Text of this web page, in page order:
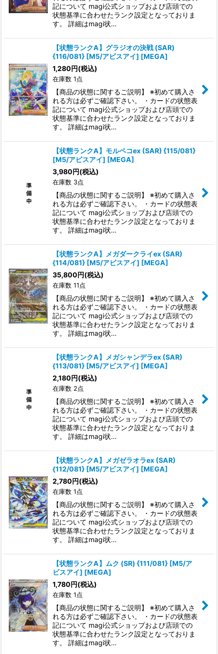
記について magi公式ショップおよび店頭での
状態基準に合わせたランク設定となっておりま
す。 詳細はmagi状…
【状態ランクA】グラジオの決戦 (SAR)
{116/081} [M5/アビスアイ] [MEGA]
1,280円(税込)
在庫数 1点
【商品の状態に関するご説明】 ※初めて購入さ
れる方は必ずご確認下さい。 ・カードの状態表
記について magi公式ショップおよび店頭での
状態基準に合わせたランク設定となっておりま
す。 詳細はmagi状…
【状態ランクA】モルペコex (SAR) {115/081}
[M5/アビスアイ] [MEGA]
3,980円(税込)
在庫数 3点
【商品の状態に関するご説明】 ※初めて購入さ
れる方は必ずご確認下さい。 ・カードの状態表
記について magi公式ショップおよび店頭での
状態基準に合わせたランク設定となっておりま
す。 詳細はmagi状…
【状態ランクA】メガダークライex (SAR)
{114/081} [M5/アビスアイ] [MEGA]
35,800円(税込)
在庫数 11点
【商品の状態に関するご説明】 ※初めて購入さ
れる方は必ずご確認下さい。 ・カードの状態表
記について magi公式ショップおよび店頭での
状態基準に合わせたランク設定となっておりま
す。 詳細はmagi状…
【状態ランクA】メガシャンデラex (SAR)
{113/081} [M5/アビスアイ] [MEGA]
2,180円(税込)
在庫数 2点
【商品の状態に関するご説明】 ※初めて購入さ
れる方は必ずご確認下さい。 ・カードの状態表
記について magi公式ショップおよび店頭での
状態基準に合わせたランク設定となっておりま
す。 詳細はmagi状…
【状態ランクA】メガゼラオラex (SAR)
{112/081} [M5/アビスアイ] [MEGA]
2,780円(税込)
在庫数 1点
【商品の状態に関するご説明】 ※初めて購入さ
れる方は必ずご確認下さい。 ・カードの状態表
記について magi公式ショップおよび店頭での
状態基準に合わせたランク設定となっておりま
す。 詳細はmagi状…
【状態ランクA】ムク (SR) {111/081} [M5/ア
ビスアイ] [MEGA]
1,780円(税込)
在庫数 1点
【商品の状態に関するご説明】 ※初めて購入さ
れる方は必ずご確認下さい。 ・カードの状態表
記について magi公式ショップおよび店頭での
状態基準に合わせたランク設定となっておりま
す。 詳細はmagi状…